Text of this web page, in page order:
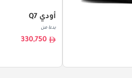
أودي Q7
بدءا من
330,750